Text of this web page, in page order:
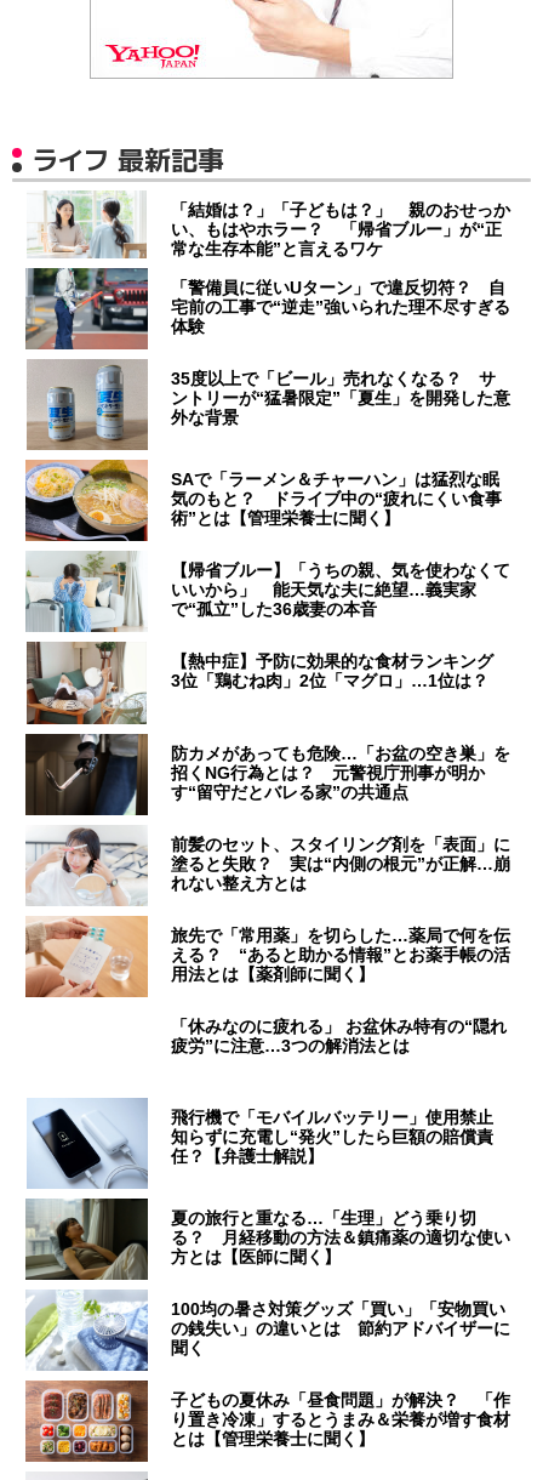
ライフ 最新記事
「結婚は？」「子どもは？」 親のおせっか
い、もはやホラー？ 「帰省ブルー」が“正
常な生存本能”と言えるワケ
「警備員に従いUターン」で違反切符？ 自
宅前の工事で“逆走”強いられた理不尽すぎる
体験
35度以上で「ビール」売れなくなる？ サ
ントリーが“猛暑限定”「夏生」を開発した意
外な背景
SAで「ラーメン＆チャーハン」は猛烈な眠
気のもと？ ドライブ中の“疲れにくい食事
術”とは【管理栄養士に聞く】
【帰省ブルー】「うちの親、気を使わなくて
いいから」 能天気な夫に絶望…義実家
で“孤立”した36歳妻の本音
【熱中症】予防に効果的な食材ランキング
3位「鶏むね肉」2位「マグロ」…1位は？
防カメがあっても危険…「お盆の空き巣」を
招くNG行為とは？ 元警視庁刑事が明か
す“留守だとバレる家”の共通点
前髪のセット、スタイリング剤を「表面」に
塗ると失敗？ 実は“内側の根元”が正解…崩
れない整え方とは
旅先で「常用薬」を切らした…薬局で何を伝
える？ “あると助かる情報”とお薬手帳の活
用法とは【薬剤師に聞く】
「休みなのに疲れる」 お盆休み特有の“隠れ
疲労”に注意…3つの解消法とは
飛行機で「モバイルバッテリー」使用禁止
知らずに充電し“発火”したら巨額の賠償責
任？【弁護士解説】
夏の旅行と重なる…「生理」どう乗り切
る？ 月経移動の方法＆鎮痛薬の適切な使い
方とは【医師に聞く】
100均の暑さ対策グッズ「買い」「安物買い
の銭失い」の違いとは 節約アドバイザーに
聞く
子どもの夏休み「昼食問題」が解決？ 「作
り置き冷凍」するとうまみ＆栄養が増す食材
とは【管理栄養士に聞く】